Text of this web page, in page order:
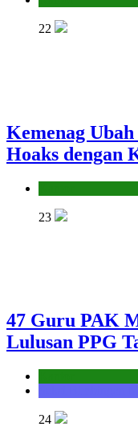
22
Kemenag
Hoaks dengan
23
47 Guru PAK
Lulusan PPG
24